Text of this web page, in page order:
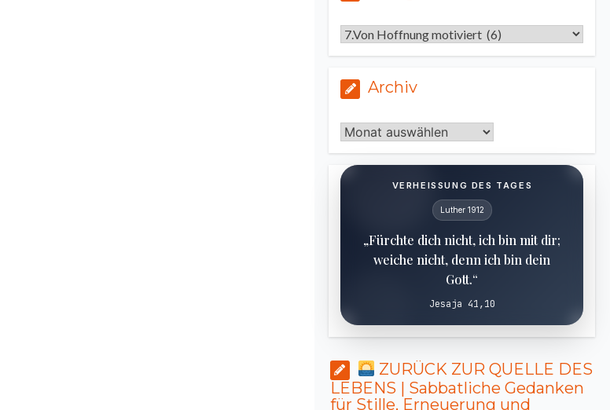
Kategorien
Archiv
Archiv
VERHEISSUNG DES TAGES
Luther 1912
„Fürchte dich nicht, ich bin mit dir;
weiche nicht, denn ich bin dein
Gott.“
Jesaja 41,10
ZURÜCK ZUR QUELLE DES
LEBENS | Sabbatliche Gedanken
für Stille, Erneuerung und